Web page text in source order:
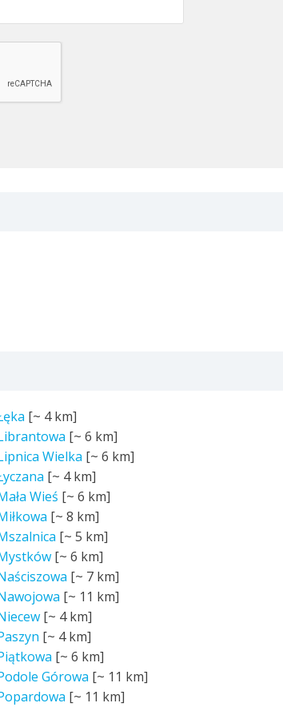
[~ 4 km]
[~ 6 km]
Wielka [~ 6 km]
[~ 4 km]
Wieś [~ 6 km]
[~ 8 km]
[~ 5 km]
[~ 6 km]
[~ 7 km]
[~ 11 km]
[~ 4 km]
[~ 4 km]
[~ 6 km]
Górowa [~ 11 km]
[~ 11 km]